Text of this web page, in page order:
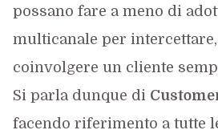
possano fare a meno di
multicanale per
coinvolgere un cliente
Si parla dunque di
facendo riferimento a tutte